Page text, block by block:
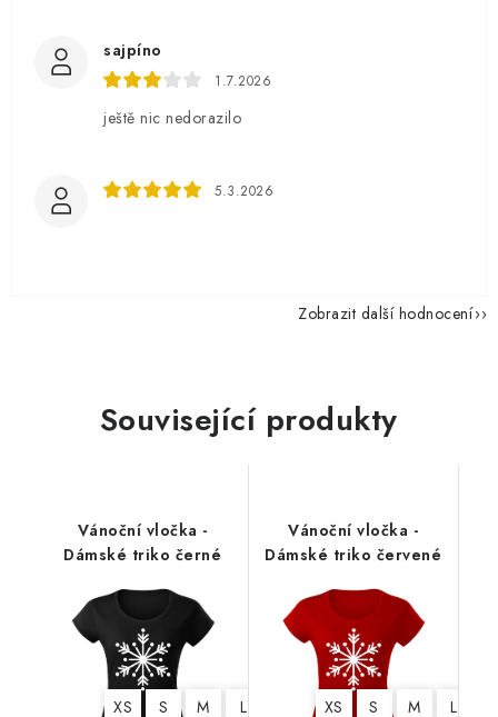
sajpíno
1.7.2026
ještě nic nedorazilo
5.3.2026
Zobrazit další hodnocení
Související produkty
Vánoční vločka -
Dámské triko černé
XS S M L 2XL
Vánoční vločka -
Dámské triko červené
XS S M L